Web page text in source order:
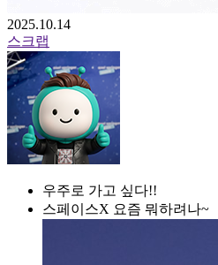
2025.10.14
스크랩
우주로 가고 싶다!!
스페이스X 요즘 뭐하려나~